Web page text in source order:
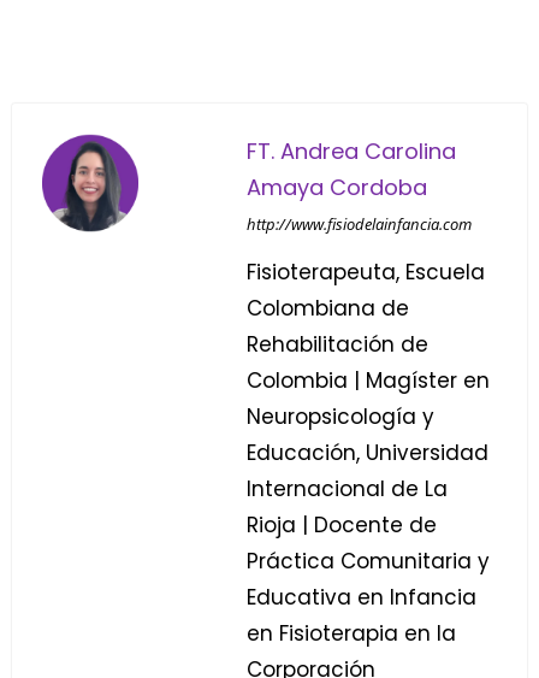
FT. Andrea Carolina
Amaya Cordoba
http://www.fisiodelainfancia.com
Fisioterapeuta, Escuela
Colombiana de
Rehabilitación de
Colombia | Magíster en
Neuropsicología y
Educación, Universidad
Internacional de La
Rioja | Docente de
Práctica Comunitaria y
Educativa en Infancia
en Fisioterapia en la
Corporación